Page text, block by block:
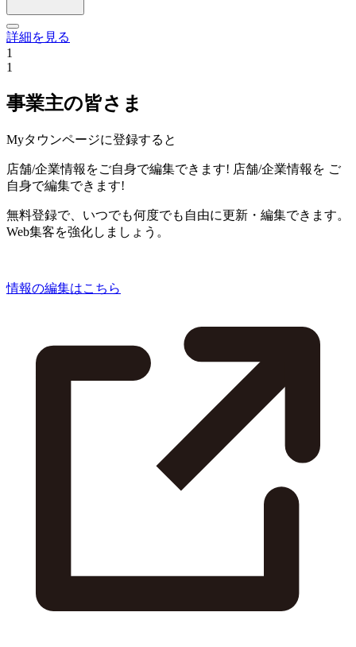
詳細を見る
1
1
事業主の皆さま
Myタウンページに登録すると
店舗/企業情報をご自身で編集できます! 店舗/企業情報を ご
自身で編集できます!
無料登録で、いつでも何度でも自由に更新・編集できます。
Web集客を強化しましょう。
情報の編集はこちら